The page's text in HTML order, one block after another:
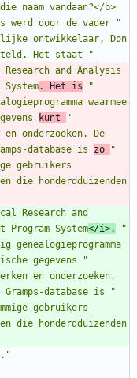
naam vandaan?</b>
werd door de vader "
ontwikkelaar, Don
Het staat "
and Analysis
System. Het is "
waarmee
kunt
"
onderzoeken. De
database is zo
"
gebruikers
die honderdduizenden
Research and
Program System</i>.
"
genealogieprogramma
gegevens "
en onderzoeken.
Gramps-database is "
gebruikers
die honderdduizenden